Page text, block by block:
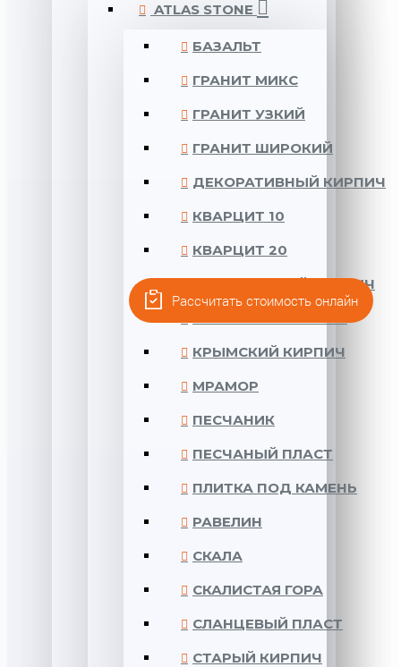
ATLAS STONE
БАЗАЛЬТ
ГРАНИТ МИКС
ГРАНИТ УЗКИЙ
ГРАНИТ ШИРОКИЙ
ДЕКОРАТИВНЫЙ КИРПИЧ
КВАРЦИТ 10
КВАРЦИТ 20
КОЛОМЕНСКИЙ КИРПИЧ
КРЫМСКИЙ КИРПИЧ
МРАМОР
ПЕСЧАНИК
ПЕСЧАНЫЙ ПЛАСТ
ПЛИТКА ПОД КАМЕНЬ
РАВЕЛИН
СКАЛА
СКАЛИСТАЯ ГОРА
СЛАНЦЕВЫЙ ПЛАСТ
СТАРЫЙ КИРПИЧ
Рассчитать стоимость онлайн